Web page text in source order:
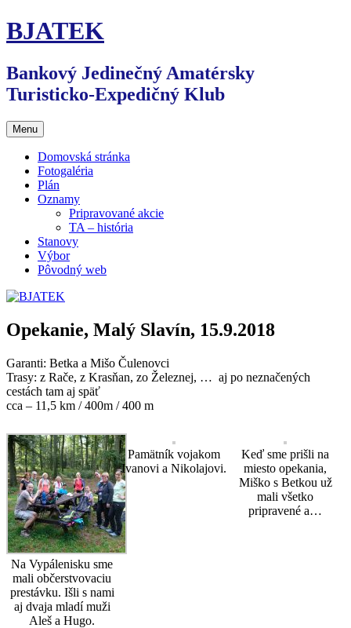
Preskočiť
na
BJATEK
Bankový Jedinečný Amatérsky
Turisticko-Expedičný Klub
Menu
Domovská stránka
Fotogaléria
Plán
Oznamy
Pripravované akcie
TA – história
Stanovy
Výbor
Pôvodný web
Opekanie, Malý Slavín, 15.9.2018
Garanti: Betka a Mišo Čulenovci
Trasy: z Rače, z Krasňan, zo Železnej, … aj po neznačených
cestách tam aj späť
cca – 11,5 km / 400m / 400 m
Na Vypálenisku sme
mali občerstvovaciu
prestávku. Išli s nami
aj dvaja mladí muži
Aleš a Hugo.
Pamätník vojakom
Ivanovi a Nikolajovi.
Keď sme prišli na
miesto opekania,
Miško s Betkou už
mali všetko
pripravené a…